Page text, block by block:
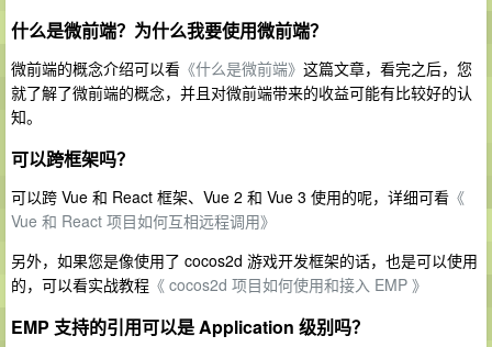
什么是微前端？为什么我要使用微前端？
微前端的概念介绍可以看 《什么是微前端》 这篇文章，看完之后，您
就了解了微前端的概念，并且对微前端带来的收益可能有比较好的认
知。
可以跨框架吗？
可以跨 Vue 和 React 框架、Vue 2 和 Vue 3 使用的呢，详细可看 《
Vue 和 React 项目如何互相远程调用》
另外，如果您是像使用了 cocos2d 游戏开发框架的话，也是可以使用
的，可以看实战教程 《 cocos2d 项目如何使用和接入 EMP 》
EMP 支持的引用可以是 Application 级别吗？